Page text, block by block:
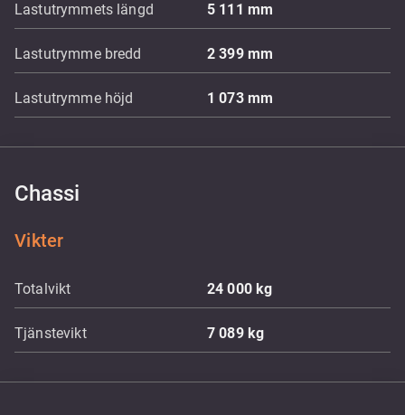
Lastutrymmets längd 5 111 mm
Lastutrymme bredd 2 399 mm
Lastutrymme höjd 1 073 mm
Chassi
Vikter
Totalvikt 24 000kg
Tjänstevikt 7 089 kg